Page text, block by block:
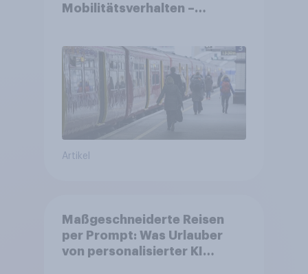
Mobilitätsverhalten –
auf öffentliche
Verkehrsmittel um
Artikel
Maßgeschneiderte Reisen
per Prompt: Was Urlauber
von personalisierter KI